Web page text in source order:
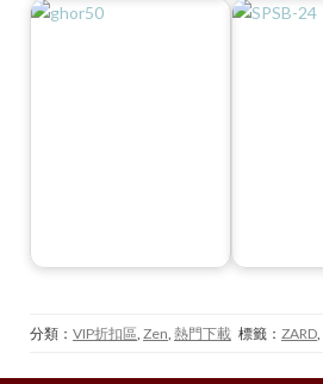
分類： VIP折扣區 Zen 熱門下載 標籤： ZARD